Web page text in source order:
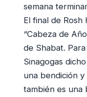
semana
El final de Rosh
“Cabeza de
de Shabat.
Sinagogas
una bendición
también es una